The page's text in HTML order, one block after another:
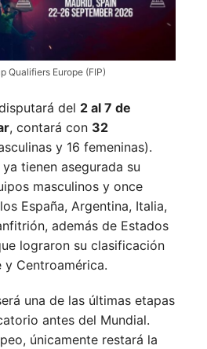
Qualifiers Europe (FIP)
del 2 al 7 de
, contará con 32
y 16 femeninas).
tienen asegurada su
masculinos y once
España, Argentina, Italia,
además de Estados
lograron su clasificación
Centroamérica.
una de las últimas etapas
antes del Mundial.
únicamente restará la